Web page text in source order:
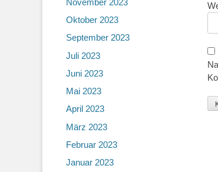
Oktober 2023
September 2023
Juli 2023
Juni 2023
Mai 2023
April 2023
März 2023
Februar 2023
Januar 2023